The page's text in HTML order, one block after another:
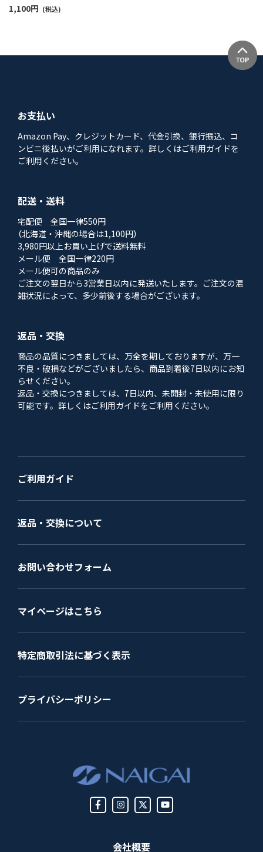
1,100円 (税込)
会社概要
お支払い
Amazon Pay、クレジットカード、代金引換、銀行振込、コ
ンビニ後払いがご利用になれます。詳しくはご利用ガイドを
ご利用ください。
配送・送料
宅配便 全国一律550円
（北海道・沖縄の場合は1,100円）
3,980円以上お買い上げで送料無料
メール便 全国一律220円
メール便可の商品のみ
ご注文の翌日から3営業日以内に発送いたします。ご注文の混
雑状況によって、多少前後する場合がございます。
返品・交換
商品の品質につきましては、万全を期しておりますが、万一
不良・破損などがございましたら、商品到着後7日以内にお知
らせください。
返品・交換につきましては、7日以内、未開封・未使用に限り
可能です。詳しくはご利用ガイドをご利用ください。
ご利用ガイド
返品・交換について
お問い合わせフォーム
マイページはこちら
特定商取引法に基づく表示
プライバシーポリシー